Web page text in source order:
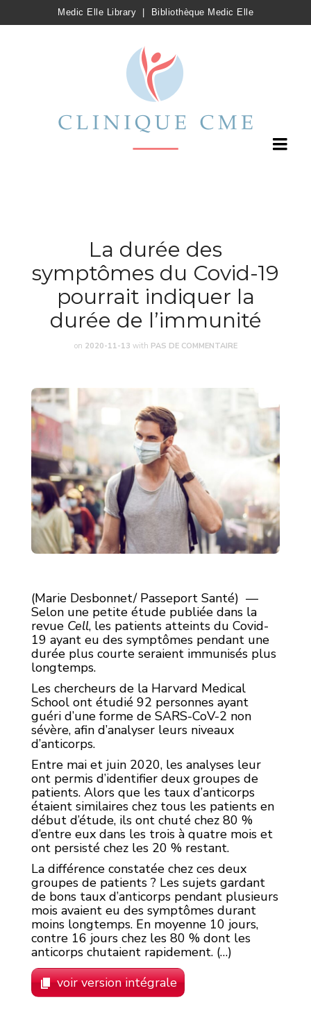
Medic Elle Library Bibliothèque Medic Elle
La durée des
symptômes du Covid-19
pourrait indiquer la
durée de l’immunité
on 2020-11-13 with PAS DE COMMENTAIRE
(Marie Desbonnet/ Passeport Santé) —
Selon une petite étude publiée dans la
revue Cell, les patients atteints du Covid-
19 ayant eu des symptômes pendant une
durée plus courte seraient immunisés plus
longtemps.
Les chercheurs de la Harvard Medical
School ont étudié 92 personnes ayant
guéri d’une forme de SARS-CoV-2 non
sévère, afin d’analyser leurs niveaux
d’anticorps.
Entre mai et juin 2020, les analyses leur
ont permis d’identifier deux groupes de
patients. Alors que les taux d’anticorps
étaient similaires chez tous les patients en
début d’étude, ils ont chuté chez 80 %
d’entre eux dans les trois à quatre mois et
ont persisté chez les 20 % restant.
La différence constatée chez ces deux
groupes de patients ? Les sujets gardant
de bons taux d’anticorps pendant plusieurs
mois avaient eu des symptômes durant
moins longtemps. En moyenne 10 jours,
contre 16 jours chez les 80 % dont les
anticorps chutaient rapidement. (…)
voir version intégrale